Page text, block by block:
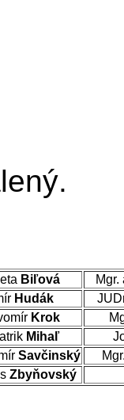
Biľová
Hudák
Krok
Mihaľ
Savčinský
Zbyňovský